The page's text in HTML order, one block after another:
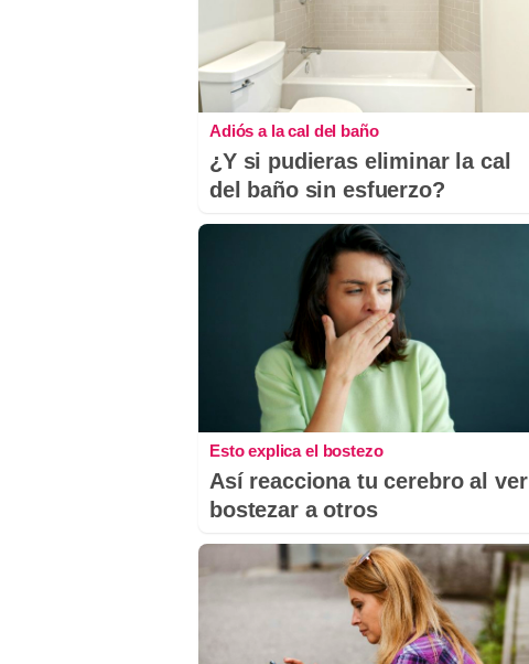
Adiós a la cal del baño
¿Y si pudieras eliminar la cal
del baño sin esfuerzo?
Esto explica el bostezo
Así reacciona tu cerebro al ver
bostezar a otros